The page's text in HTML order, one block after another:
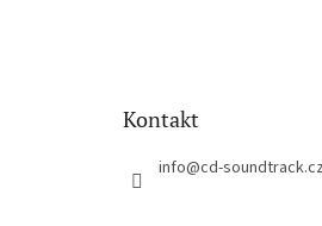
Kontakt
info@cd-soundtrack.cz